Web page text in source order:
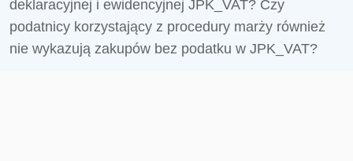
deklaracyjnej i ewidencyjnej JPK_VAT? Czy
podatnicy korzystający z procedury marży również
nie wykazują zakupów bez podatku w JPK_VAT?